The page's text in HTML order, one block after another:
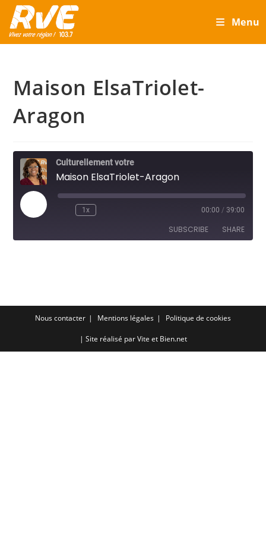
Skip
content
Menu
Maison ElsaTriolet-
Aragon
Culturellement votre
Maison ElsaTriolet-Aragon
Play
Episode
1x 00:00 / 39:00
SUBSCRIBE SHARE
EMBEDNous contacter Mentions légales Politique de cookies
| Site réalisé parVite et Bien.net